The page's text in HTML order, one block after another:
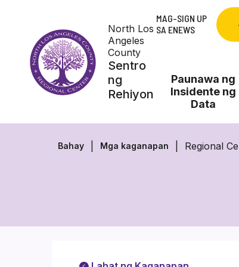
North Los
Angeles
County
Sentro
ng
Rehiyon
MAG-SIGN UP
SA ENEWS
Paunawa ng
Insidente ng
Data
Bahay Mga kaganapan Regional